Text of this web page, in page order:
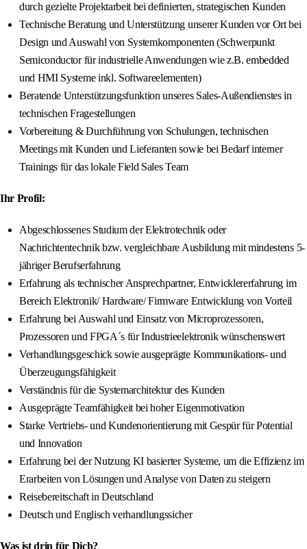
durch gezielte Projektarbeit bei definierten, strategischen Kunden
Technische Beratung und Unterstützung unserer Kunden vor Ort bei
Design und Auswahl von Systemkomponenten (Schwerpunkt
Semiconductor für industrielle Anwendungen wie z.B. embedded
und HMI Systeme inkl. Softwareelementen)
Beratende Unterstützungsfunktion unseres Sales-Außendienstes in
technischen Fragestellungen
Vorbereitung & Durchführung von Schulungen, technischen
Meetings mit Kunden und Lieferanten sowie bei Bedarf interner
Trainings für das lokale Field Sales Team
Ihr Profil:
Abgeschlossenes Studium der Elektrotechnik oder
Nachrichtentechnik bzw. vergleichbare Ausbildung mit mindestens 5-
jähriger Berufserfahrung
Erfahrung als technischer Ansprechpartner, Entwicklererfahrung im
Bereich Elektronik/ Hardware/ Firmware Entwicklung von Vorteil
Erfahrung bei Auswahl und Einsatz von Microprozessoren,
Prozessoren und FPGA´s für Industrieelektronik wünschenswert
Verhandlungsgeschick sowie ausgeprägte Kommunikations- und
Überzeugungsfähigkeit
Verständnis für die Systemarchitektur des Kunden
Ausgeprägte Teamfähigkeit bei hoher Eigenmotivation
Starke Vertriebs- und Kundenorientierung mit Gespür für Potential
und Innovation
Erfahrung bei der Nutzung KI basierter Systeme, um die Effizienz im
Erarbeiten von Lösungen und Analyse von Daten zu steigern
Reisebereitschaft in Deutschland
Deutsch und Englisch verhandlungssicher
Was ist drin für Dich?